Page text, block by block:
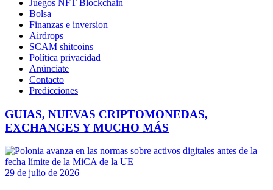
Juegos NFT Blockchain
Bolsa
Finanzas e inversion
Airdrops
SCAM shitcoins
Política privacidad
Anúnciate
Contacto
Predicciones
GUIAS, NUEVAS CRIPTOMONEDAS,
EXCHANGES Y MUCHO MÁS
29 de julio de 2026